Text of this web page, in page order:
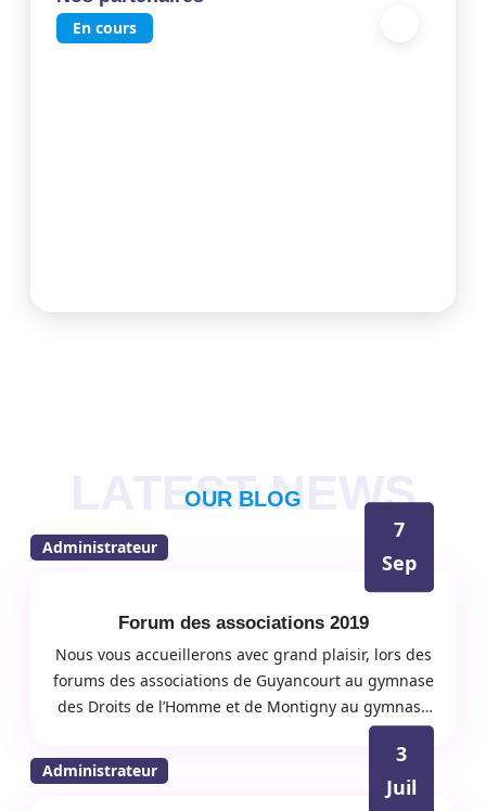
En cours
LATEST NEWS
OUR BLOG
Administrateur
7
Sep
Forum des associations 2019
Nous vous accueillerons avec grand plaisir, lors des
forums des associations de Guyancourt au gymnase
des Droits de l’Homme et de Montigny au gymnase
Pierre de Coubertin qui se dérouleront le 7
Administrateur
3
Juil